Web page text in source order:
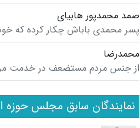
صمد محمدپور هابیای
پسر محمدی باباش چکار کرده که
محمدرضا
از جنس مردم مستضعف در خدمت
نمایندگان سابق مجلس حوزه